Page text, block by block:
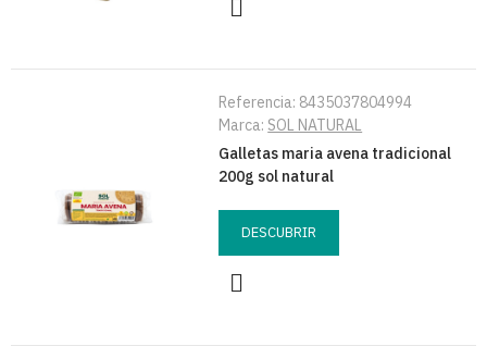
Referencia: 8435037804994
Marca: SOL NATURAL
Galletas maria avena tradicional
200g sol natural
DESCUBRIR